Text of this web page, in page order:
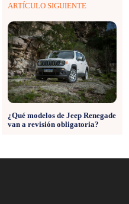
ARTÍCULO SIGUIENTE
¿Qué modelos de Jeep Renegade
van a revisión obligatoria?